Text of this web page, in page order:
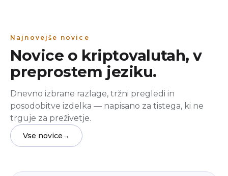
Najnovejše novice
Novice o kriptovalutah, v
preprostem jeziku.
Dnevno izbrane razlage, tržni pregledi in
posodobitve izdelka — napisano za tistega, ki ne
trguje za preživetje.
Vse novice→